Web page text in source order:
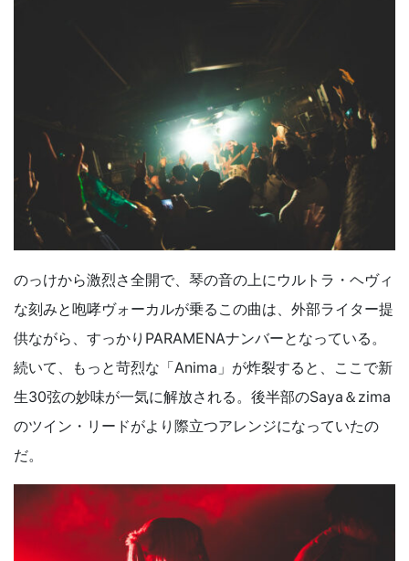
のっけから激烈さ全開で、琴の音の上にウルトラ・ヘヴィ
な刻みと咆哮ヴォーカルが乗るこの曲は、外部ライター提
供ながら、すっかりPARAMENAナンバーとなっている。
続いて、もっと苛烈な「Anima」が炸裂すると、ここで新
生30弦の妙味が一気に解放される。後半部のSaya＆zima
のツイン・リードがより際立つアレンジになっていたの
だ。